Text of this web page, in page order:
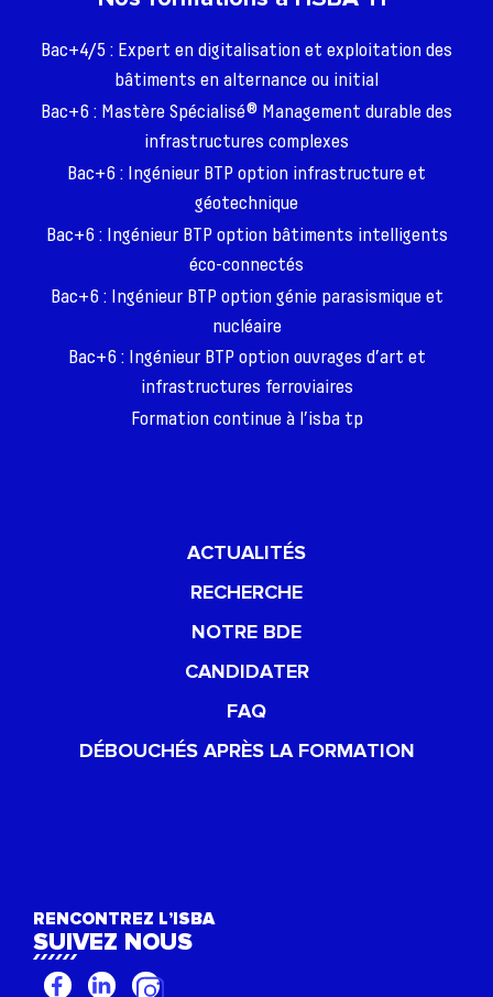
Bac+4/5 : Expert en digitalisation et exploitation des
bâtiments en alternance ou initial
Bac+6 : Mastère Spécialisé® Management durable des
infrastructures complexes
Bac+6 : Ingénieur BTP option infrastructure et
géotechnique
Bac+6 : Ingénieur BTP option bâtiments intelligents
éco-connectés
Bac+6 : Ingénieur BTP option génie parasismique et
nucléaire
Bac+6 : Ingénieur BTP option ouvrages d’art et
infrastructures ferroviaires
Formation continue à l’isba tp
ACTUALITÉS
RECHERCHE
NOTRE BDE
CANDIDATER
FAQ
DÉBOUCHÉS APRÈS LA FORMATION
RENCONTREZ L’ISBA
SUIVEZ NOUS